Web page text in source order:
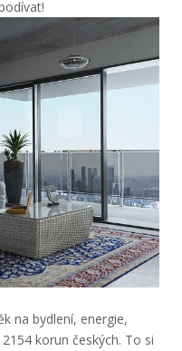
na bydlení, energie,
korun českých. To si